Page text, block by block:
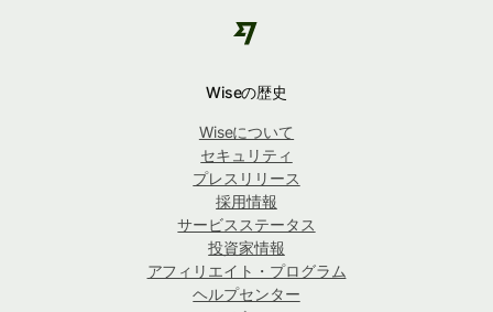
Wiseの歴史
Wiseについて
セキュリティ
プレスリリース
採用情報
サービスステータス
投資家情報
アフィリエイト・プログラム
ヘルプセンター